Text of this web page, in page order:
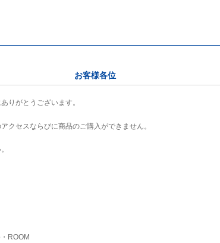
お客様各位
りがとうございます。
クセスならびに商品のご購入ができません。
ROOM